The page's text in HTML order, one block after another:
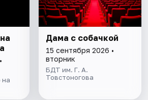
на
Дама с собачкой
15 сентября 2026 •
вторник
БДТ им. Г. А.
Товстоногова